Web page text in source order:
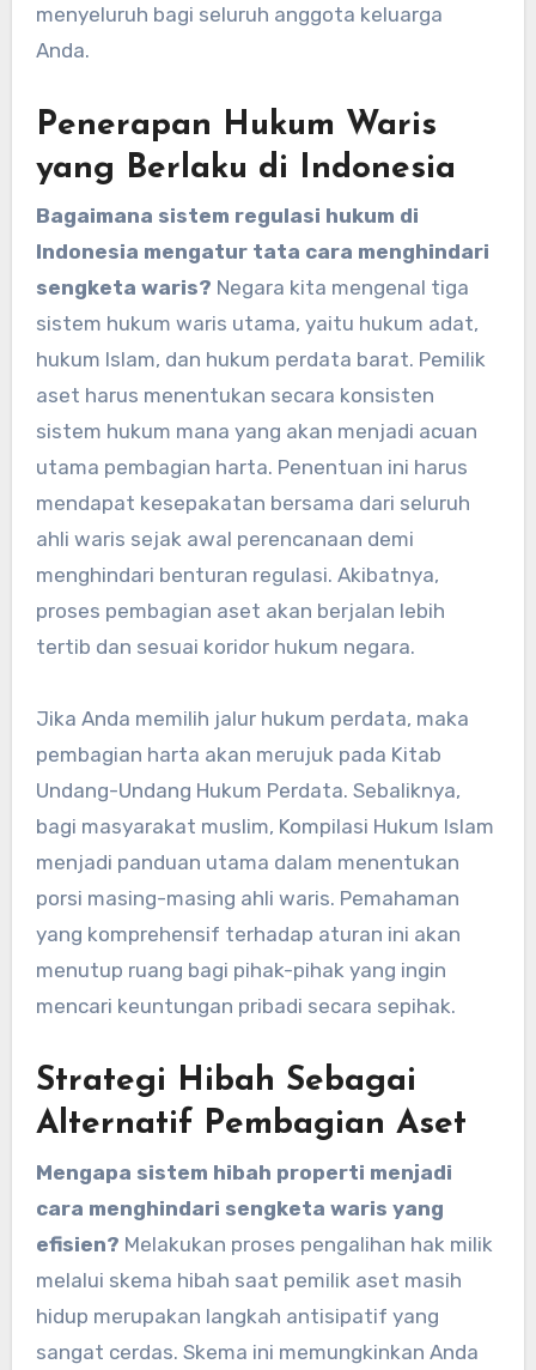
menyeluruh bagi seluruh anggota keluarga
Anda.
Penerapan Hukum Waris
yang Berlaku di Indonesia
Bagaimana sistem regulasi hukum di
Indonesia mengatur tata cara menghindari
sengketa waris? Negara kita mengenal tiga
sistem hukum waris utama, yaitu hukum adat,
hukum Islam, dan hukum perdata barat. Pemilik
aset harus menentukan secara konsisten
sistem hukum mana yang akan menjadi acuan
utama pembagian harta. Penentuan ini harus
mendapat kesepakatan bersama dari seluruh
ahli waris sejak awal perencanaan demi
menghindari benturan regulasi. Akibatnya,
proses pembagian aset akan berjalan lebih
tertib dan sesuai koridor hukum negara.
Jika Anda memilih jalur hukum perdata, maka
pembagian harta akan merujuk pada Kitab
Undang-Undang Hukum Perdata. Sebaliknya,
bagi masyarakat muslim, Kompilasi Hukum Islam
menjadi panduan utama dalam menentukan
porsi masing-masing ahli waris. Pemahaman
yang komprehensif terhadap aturan ini akan
menutup ruang bagi pihak-pihak yang ingin
mencari keuntungan pribadi secara sepihak.
Strategi Hibah Sebagai
Alternatif Pembagian Aset
Mengapa sistem hibah properti menjadi
cara menghindari sengketa waris yang
efisien? Melakukan proses pengalihan hak milik
melalui skema hibah saat pemilik aset masih
hidup merupakan langkah antisipatif yang
sangat cerdas. Skema ini memungkinkan Anda